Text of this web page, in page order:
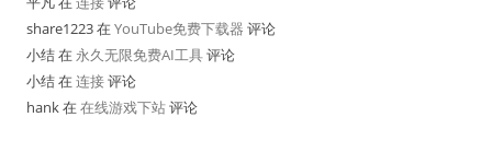
share1223 在YouTube免费下载器 评论
小结 在 永久无限免费AI工具评论
小结 在连接评论
hank 在在线游戏下站评论